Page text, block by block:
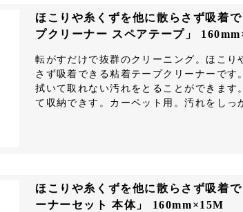
ほこりや糸くずを他に散らさず吸着
プクリーナー スペアテープ」
転がすだけで抜群のクリーニング。ほこり
さず吸着できる粘着テープクリーナーです
拭いて取れない汚れをとることができます
て収納できす。カーペット用。汚れをしっ
ほこりや糸くずを他に散らさず吸着
ーナーセット 本体」 160mm×15M